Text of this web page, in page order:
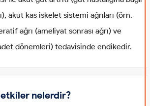
akut kas iskelet sistemi ağrıları (örn.
ağrı (ameliyat sonrası ağrı) ve
dönemleri) tedavisinde endikedir.
etkiler nelerdir?